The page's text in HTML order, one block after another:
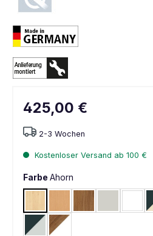
425,00 €
2-3 Wochen
Kostenloser Versand ab 100 €
Farbe Ahorn
Weiß
Onyx / Lichtgrau